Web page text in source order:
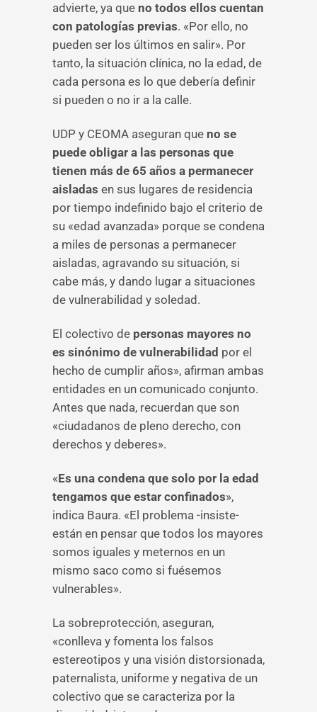
advierte, ya que no todos ellos cuentan
con patologías previas. «Por ello, no
pueden ser los últimos en salir». Por
tanto, la situación clínica, no la edad, de
cada persona es lo que debería definir
si pueden o no ir a la calle.
UDP y CEOMA aseguran que no se
puede obligar a las personas que
tienen más de 65 años a permanecer
aisladas en sus lugares de residencia
por tiempo indefinido bajo el criterio de
su «edad avanzada» porque se condena
a miles de personas a permanecer
aisladas, agravando su situación, si
cabe más, y dando lugar a situaciones
de vulnerabilidad y soledad.
El colectivo de personas mayores no
es sinónimo de vulnerabilidad por el
hecho de cumplir años», afirman ambas
entidades en un comunicado conjunto.
Antes que nada, recuerdan que son
«ciudadanos de pleno derecho, con
derechos y deberes».
«Es una condena que solo por la edad
tengamos que estar confinados»,
indica Baura. «El problema -insiste-
están en pensar que todos los mayores
somos iguales y meternos en un
mismo saco como si fuésemos
vulnerables».
La sobreprotección, aseguran,
«conlleva y fomenta los falsos
estereotipos y una visión distorsionada,
paternalista, uniforme y negativa de un
colectivo que se caracteriza por la